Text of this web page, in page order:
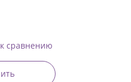
сравнению